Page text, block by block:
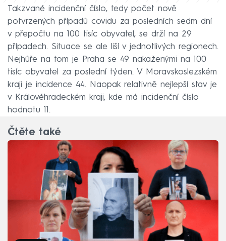
Takzvané incidenční číslo, tedy počet nově
potvrzených případů covidu za posledních sedm dní
v přepočtu na 100 tisíc obyvatel, se drží na 29
případech. Situace se ale liší v jednotlivých regionech.
Nejhůře na tom je Praha se 49 nakaženými na 100
tisíc obyvatel za poslední týden. V Moravskoslezském
kraji je incidence 44. Naopak relativně nejlepší stav je
v Královéhradeckém kraji, kde má incidenční číslo
hodnotu 11.
Čtěte také